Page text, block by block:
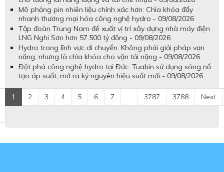
Mô phỏng pin nhiên liệu chính xác hơn: Chìa khóa đẩy
nhanh thương mại hóa công nghệ hydro - 09/08/2026
Tập đoàn Trung Nam đề xuất vị trí xây dựng nhà máy điện
LNG Nghi Sơn hơn 57.500 tỷ đồng - 09/08/2026
Hydro trong lĩnh vực di chuyển: Không phải giải pháp vạn
năng, nhưng là chìa khóa cho vận tải nặng - 09/08/2026
Đột phá công nghệ hydro tại Đức: Tuabin sử dụng sóng nổ
tạo áp suất, mở ra kỷ nguyên hiệu suất mới - 09/08/2026
1 2 3 4 5 6 7 3787 3788 Next